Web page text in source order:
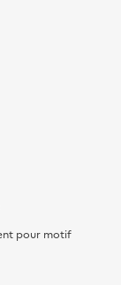
pour motif